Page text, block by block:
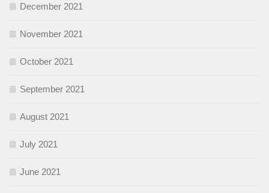
December 2021
November 2021
October 2021
September 2021
August 2021
July 2021
June 2021